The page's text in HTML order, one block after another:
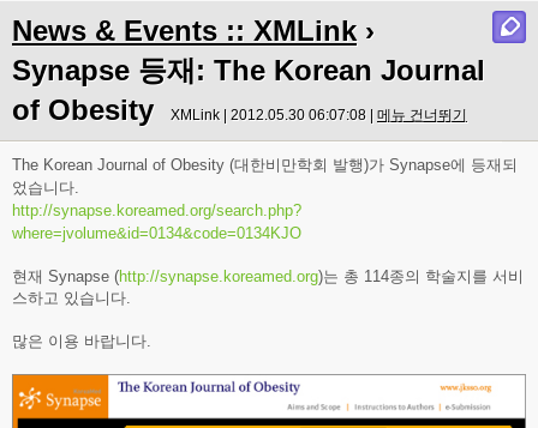
News & Events :: XMLink ›
Synapse 등재: The Korean Journal
of Obesity
XMLink | 2012.05.30 06:07:08 | 메뉴 건너뛰기
The Korean Journal of Obesity (대한비만학회 발행)가 Synapse에 등재되
었습니다.
http://synapse.koreamed.org/search.php?
where=jvolume&id=0134&code=0134KJO
현재 Synapse (http://synapse.koreamed.org)는 총 114종의 학술지를 서비
스하고 있습니다.
많은 이용 바랍니다.